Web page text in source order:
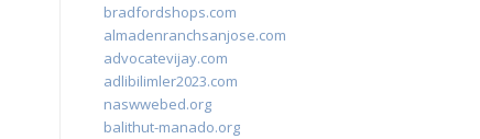
bradfordshops.com
almadenranchsanjose.com
advocatevijay.com
adlibilimler2023.com
naswwebed.org
balithut-manado.org